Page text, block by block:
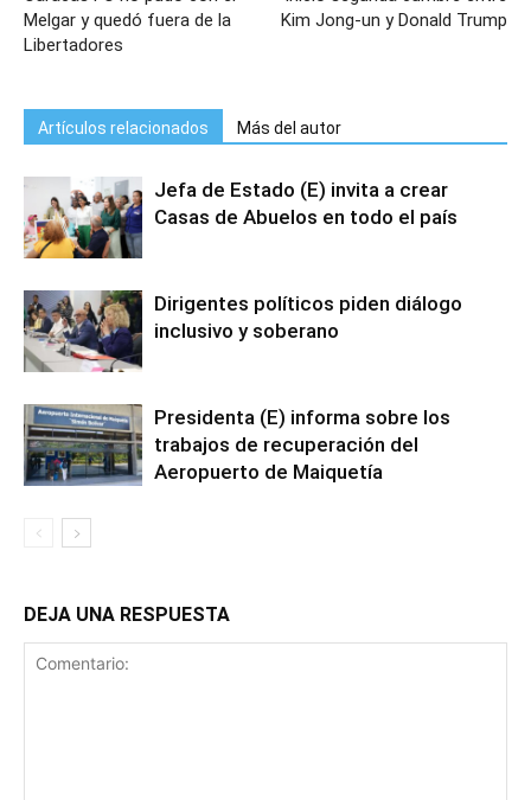
Melgar y quedó fuera de la
Libertadores
Kim Jong-un y Donald Trump
Artículos relacionados Más del autor
Jefa de Estado (E) invita a crear
Casas de Abuelos en todo el país
Dirigentes políticos piden diálogo
inclusivo y soberano
Presidenta (E) informa sobre los
trabajos de recuperación del
Aeropuerto de Maiquetía
DEJA UNA RESPUESTA